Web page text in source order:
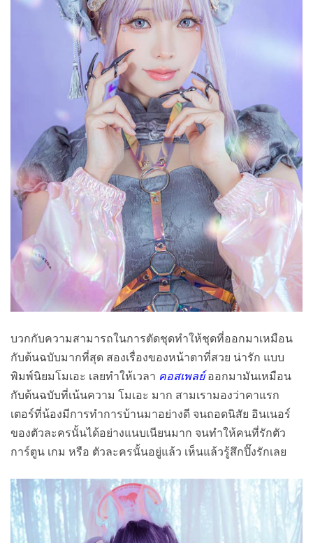
บวกกับความสามารถในการตัดชุดทำให้ชุดที่ออกมาเหมือน
กับต้นฉบับมากที่สุด สองเรื่องของหน้าตาที่สวย น่ารัก แบบ
พิมพ์นิยมโมเอะ เลยทำให้เวลา คอสเพลย์ออกมามันเหมือน
กับต้นฉบับที่เน้นความ โมเอะ มาก สามเรามองว่าคาแรก
เตอร์ที่น้องมีการทำการบ้านมาอย่างดี จนถอดนิสัย อินเนอร์
ของตัวละครนั้นได้อย่างแนบเนียนมาก จนทำให้คนที่รักตัว
การ์ตูน เกม หรือ ตัวละครนั้นอยู่แล้ว เห็นแล้วรู้สึกปิ๊งรักเลย